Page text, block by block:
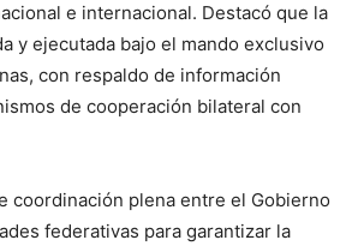
e internacional. Destacó que la
y ejecutada bajo el mando exclusivo
con respaldo de información
de cooperación bilateral con
coordinación plena entre el Gobierno
federativas para garantizar la